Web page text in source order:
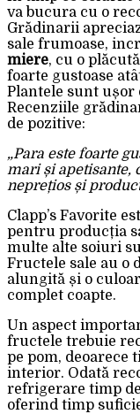
va bucura cu o
Grădinarii
sale frumoase,
miere, cu o
foarte gustoase
Plantele sunt ușor
Recenziile
de pozitive:
„Para este foarte
mari și apetisante,
neprețios și
Clapp’s Favorite
pentru producția
multe alte soiuri
Fructele sale au o
alungită și o
complet coapte.
Un aspect
fructele trebuie
pe pom, deoarece
interior. Odată
refrigerare timp
oferind timp